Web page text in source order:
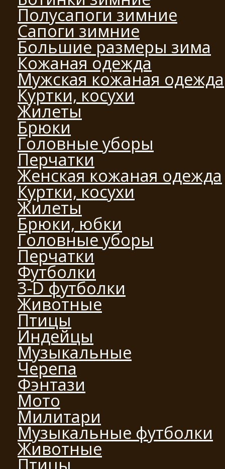
Полусапоги зимние
Сапоги зимние
Большие размеры зима
Кожаная одежда
Мужская кожаная одежда
Куртки, косухи
Жилеты
Брюки
Головные уборы
Перчатки
Женская кожаная одежда
Куртки, косухи
Жилеты
Брюки, юбки
Головные уборы
Перчатки
Футболки
3-D футболки
Животные
Птицы
Индейцы
Музыкальные
Черепа
Фэнтази
Мото
Милитари
Музыкальные футболки
Животные